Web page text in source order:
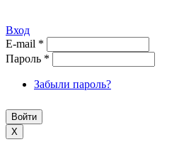
Вход
E-mail *
Пароль *
Забыли пароль?
X